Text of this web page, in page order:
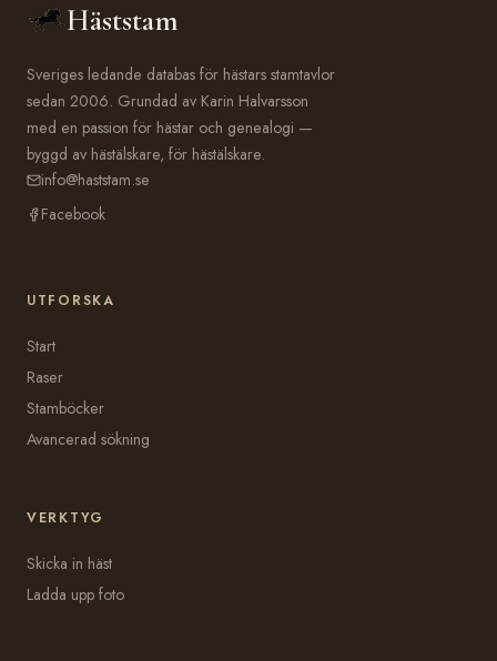
Häststam
Sveriges ledande databas för hästars stamtavlor
sedan 2006. Grundad av Karin Halvarsson
med en passion för hästar och genealogi —
byggd av hästälskare, för hästälskare.
info@haststam.se
Facebook
UTFORSKA
Start
Raser
Stamböcker
Avancerad sökning
VERKTYG
Skicka in häst
Ladda upp foto